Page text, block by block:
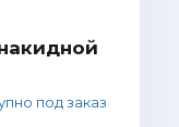
под заказ